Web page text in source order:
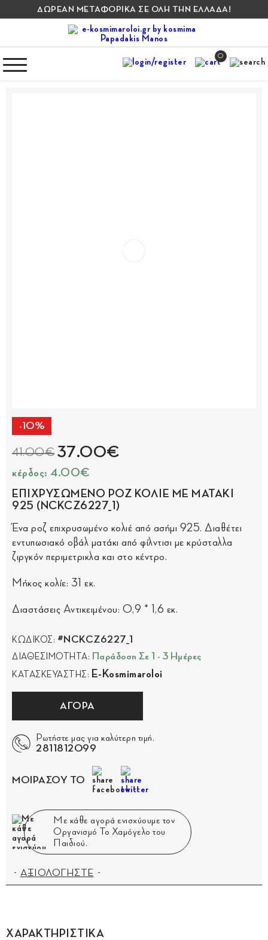
ΔΩΡΕΑΝ ΜΕΤΑΦΟΡΙΚΑ ΣΕ ΟΛΗ ΤΗΝ ΕΛΛΑΔΑ!
0
-10%
41.00€ 37.00€
κέρδος: 4.00€
ΕΠΙΧΡΥΣΩΜΕΝΟ ΡΟΖ ΚΟΛΙΕ ΜΕ ΜΑΤΑΚΙ
925 (NCKCZ6227_1)
Ένα ροζ επιχρυσωμένο κολιέ από ασήμι 925. Διαθέτει
εντυπωσιακό οβάλ ματάκι από φίλντισι με κρύσταλλα
ζιργκόν περιμετρικλα και στο κέντρο.
Μήκος κολίε: 31 εκ.
Διαστάσεις Αντικειμένου: 0,9 * 1,6 εκ.
ΚΩΔΙΚΟΣ: #NCKCZ6227_1
ΔΙΑΘΕΣΙΜΟΤΗΤΑ: Παράδοση Σε 1 - 3 Ημέρες
ΚΑΤΑΣΚΕΥΑΣΤΗΣ: E-Kosmimaroloi
ΑΓΟΡΑ
Ρωτήστε μας για καλύτερη τιμή.
2811812099
ΜΟΙΡΑΣΟΥ ΤΟ
Με κάθε αγορά ενισχύουμε τον
Οργανισμό Το Χαμόγελο του
Παιδιού.
ΑΞΙΟΛΟΓΗΣΤΕ
ΧΑΡΑΚΤΗΡΙΣΤΙΚΑ